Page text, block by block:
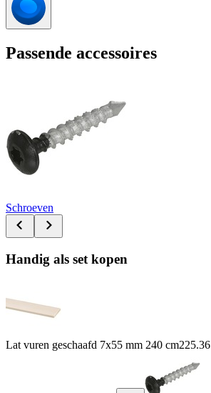
Passende accessoires
Schroeven
Handig als set kopen
Lat vuren geschaafd 7x55 mm 240 cm225.36